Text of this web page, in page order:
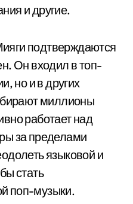
и другие.
подтверждаются
Он входил в топ-
но и в других
миллионы
работает над
за пределами
языковой и
стать
поп-музыки.